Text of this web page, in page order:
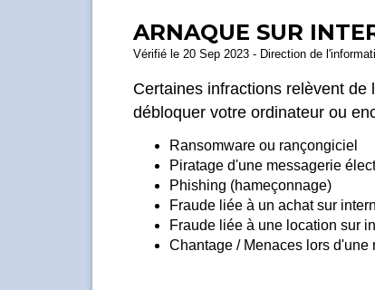
ARNAQUE SUR
Vérifié le 20 Sep 2023 - Direction de
Certaines infractions relèvent
débloquer votre ordinateur ou
Ransomware ou rançongiciel
Piratage d'une messagerie
Phishing (hameçonnage)
Fraude liée à un achat sur
Fraude liée à une location sur
Chantage / Menaces lors